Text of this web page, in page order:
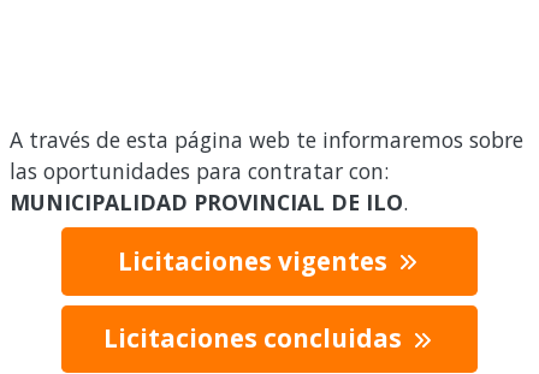
A través de esta página web te informaremos sobre
las oportunidades para contratar con:
MUNICIPALIDAD PROVINCIAL DE ILO.
Licitaciones vigentes
Licitaciones concluidas